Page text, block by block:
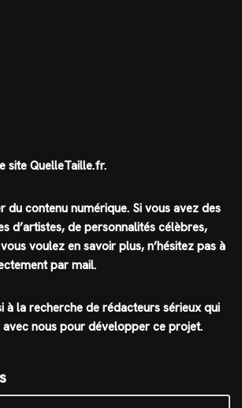
site QuelleTaille.fr.
du contenu numérique. Si vous avez des
d’artistes, de personnalités célèbres,
voulez en savoir plus, n’hésitez pas à
par mail.
à la recherche de rédacteurs sérieux qui
nous pour développer ce projet.